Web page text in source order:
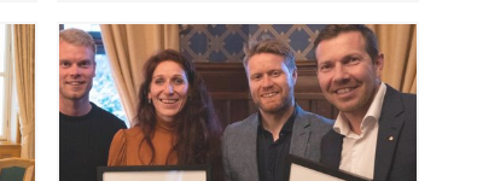
kan løyse oppgåvene meir effektivt.